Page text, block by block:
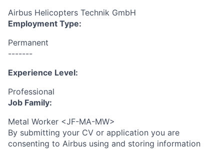
Airbus Helicopters Technik GmbH
Employment Type:
Permanent
-------
Experience Level:
Professional
Job Family:
Metal Worker <JF-MA-MW>
By submitting your CV or application you are
consenting to Airbus using and storing information